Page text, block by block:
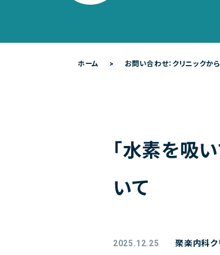
ホーム お問い合わせ：クリニックか
「水素を吸
いて
2025.12.25 聚楽内科ク